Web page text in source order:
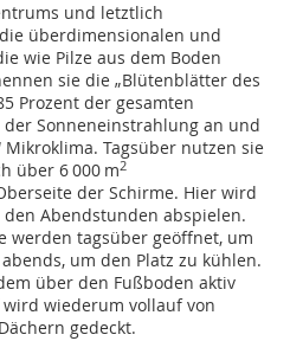
und letztlich
überdimensionalen und
wie Pilze aus dem Boden
sie die „Blütenblätter des
Prozent der gesamten
der Sonneneinstrahlung an und
Tagsüber nutzen sie
über 6 000 m2
der Schirme. Hier wird
Abendstunden abspielen.
werden tagsüber geöffnet, um
um den Platz zu kühlen.
über den Fußboden aktiv
wiederum vollauf von
gedeckt.